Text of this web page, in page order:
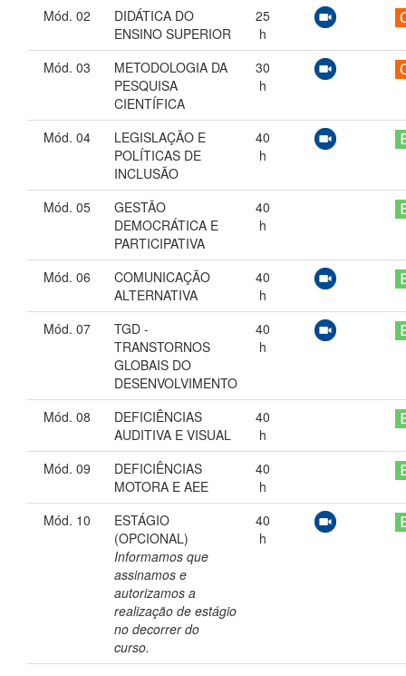
Mód. 02
DIDÁTICA DO
ENSINO SUPERIOR
25
h
Mód. 03
METODOLOGIA DA
PESQUISA
CIENTÍFICA
30
h
Mód. 04
LEGISLAÇÃO E
POLÍTICAS DE
INCLUSÃO
40
h
Mód. 05
GESTÃO
DEMOCRÁTICA E
PARTICIPATIVA
40
h
Mód. 06
COMUNICAÇÃO
ALTERNATIVA
40
h
Mód. 07
TGD -
TRANSTORNOS
GLOBAIS DO
DESENVOLVIMENTO
40
h
Mód. 08
DEFICIÊNCIAS
AUDITIVA E VISUAL
40
h
Mód. 09
DEFICIÊNCIAS
MOTORA E AEE
40
h
Mód. 10
ESTÁGIO
(OPCIONAL)
Informamos que
assinamos e
autorizamos a
realização de estágio
no decorrer do
curso.
40
h